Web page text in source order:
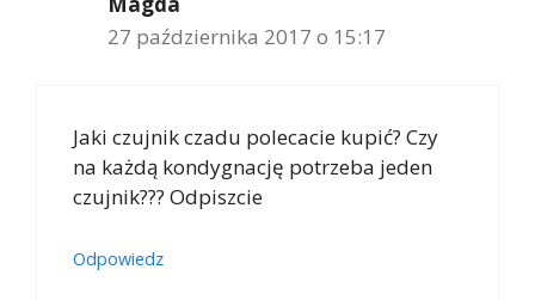
27 października 2017 o 15:17
Jaki czujnik czadu polecacie kupić? Czy
na każdą kondygnację potrzeba jeden
czujnik??? Odpiszcie
Odpowiedz